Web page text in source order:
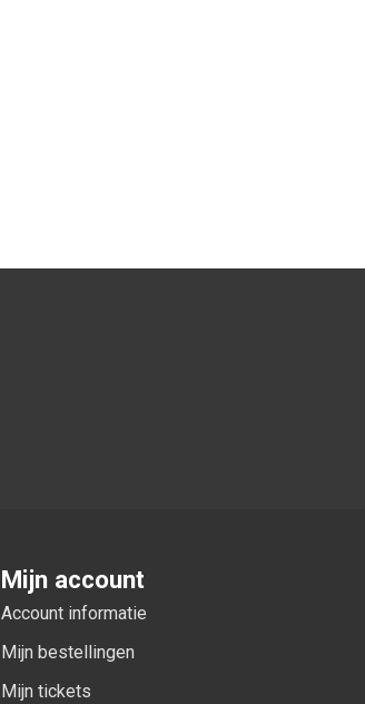
Mijn account
Account informatie
Mijn bestellingen
Mijn tickets